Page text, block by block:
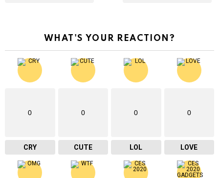
WHAT'S YOUR REACTION?
0
CRY
0
CUTE
0
LOL
0
LOVE